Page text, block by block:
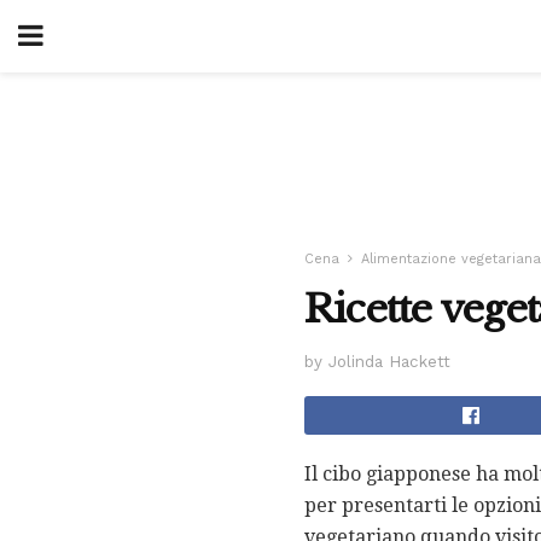
Cena Alimentazione vegetariana
Ricette
by Jolinda Hackett
Il cibo giapponese ha
per presentarti le opzioni